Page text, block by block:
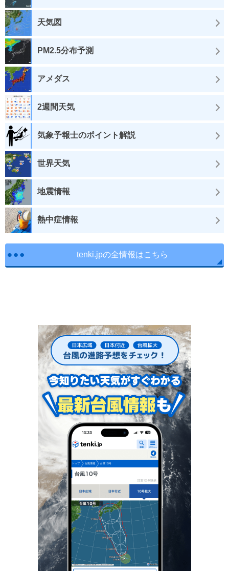
天気図
PM2.5分布予測
アメダス
2週間天気
気象予報士のポイント解説
世界天気
地震情報
熱中症情報
tenki.jpの全情報はこちら